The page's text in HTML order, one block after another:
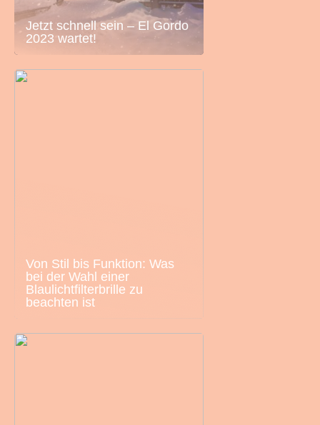
Jetzt schnell sein – El Gordo
2023 wartet!
Von Stil bis Funktion: Was
bei der Wahl einer
Blaulichtfilterbrille zu
beachten ist